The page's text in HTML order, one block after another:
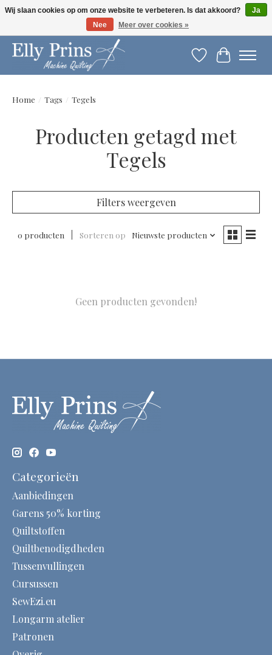
Let op: gewijzigde openingstijden!
Verlanglijst
Home / Tags / Tegels
Producten getagd met
Tegels
Filters weergeven
0 producten Sorteren op Nieuwste producten
Geen producten gevonden!
Categorieën
Aanbiedingen
Garens 50% korting
Quiltstoffen
Quiltbenodigdheden
Tussenvullingen
Cursussen
SewEzi.eu
Longarm atelier
Patronen
Wij slaan cookies op om onze website te verbeteren. Is dat akkoord?
Ja
Nee
Meer over cookies »